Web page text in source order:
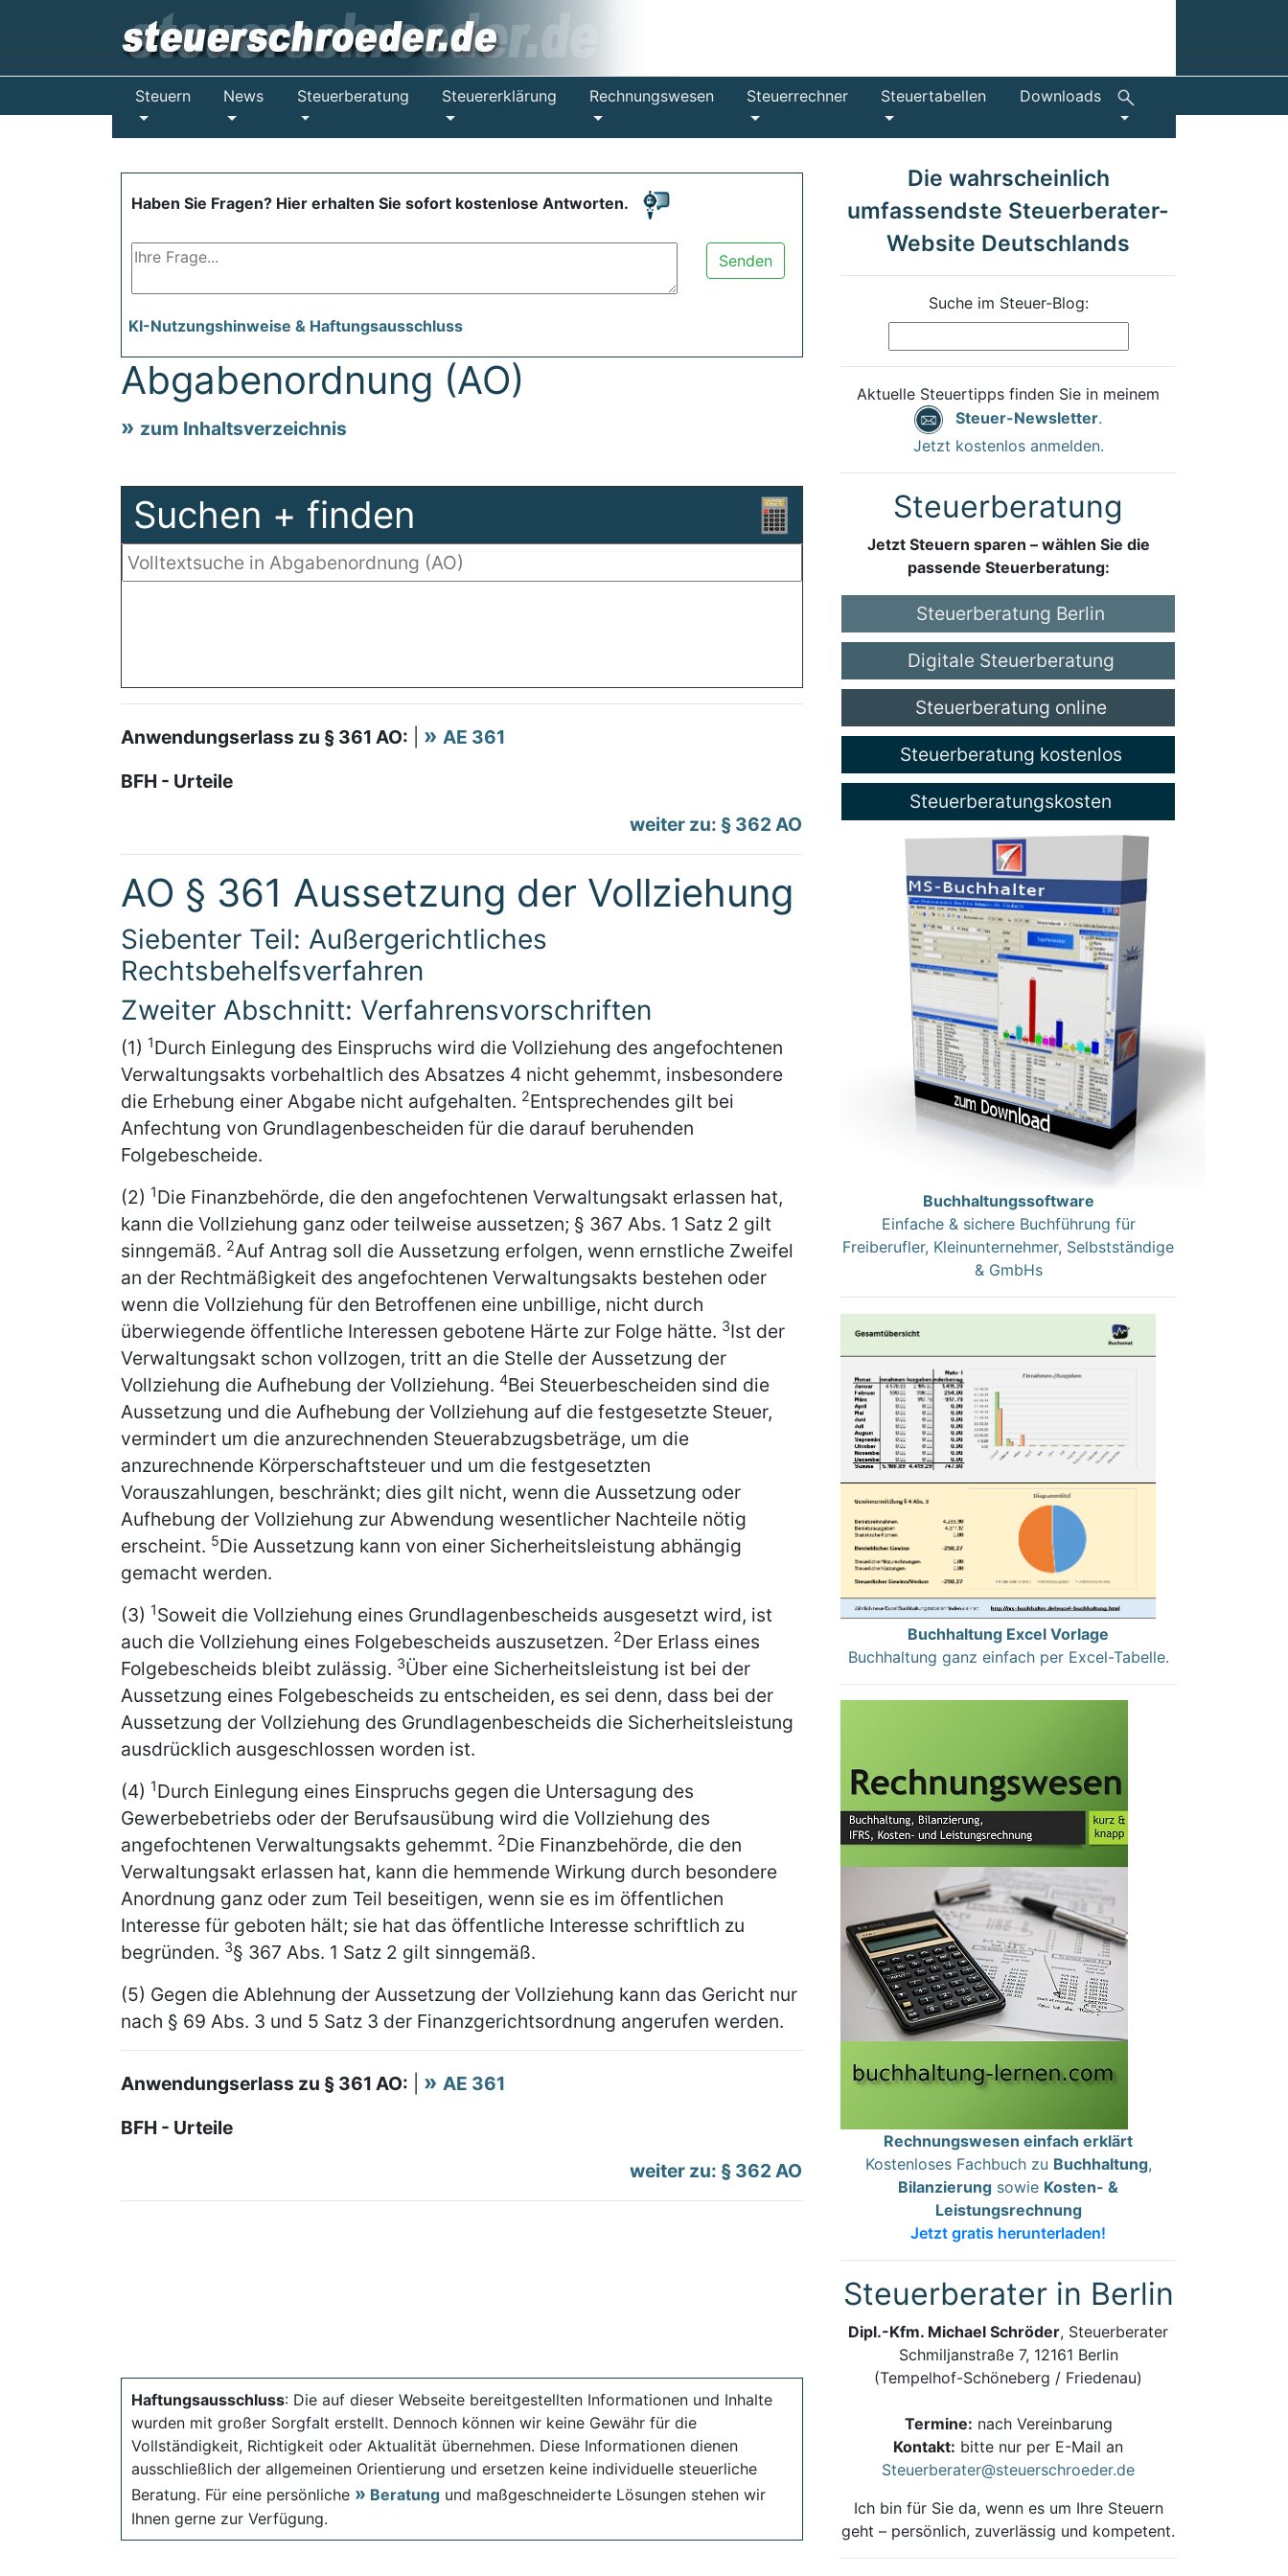
Steuern News Steuerberatung Steuererklärung Rechnungswesen Steuerrechner Steuertabellen Downloads
Haben Sie Fragen? Hier erhalten Sie sofort kostenlose Antworten.
Senden
KI-Nutzungshinweise & Haftungsausschluss
Abgabenordnung (AO)
zum Inhaltsverzeichnis
Suchen + finden
Anwendungserlass zu § 361 AO:
AE 361
BFH - Urteile
weiter zu: § 362 AO
AO § 361 Aussetzung der Vollziehung
Siebenter Teil: Außergerichtliches
Rechtsbehelfsverfahren
Zweiter Abschnitt: Verfahrensvorschriften
(1) 1Durch Einlegung des Einspruchs wird die Vollziehung des angefochtenen
Verwaltungsakts vorbehaltlich des Absatzes 4 nicht gehemmt, insbesondere
die Erhebung einer Abgabe nicht aufgehalten. 2Entsprechendes gilt bei
Anfechtung von Grundlagenbescheiden für die darauf beruhenden
Folgebescheide.
(2) 1Die Finanzbehörde, die den angefochtenen Verwaltungsakt erlassen hat,
kann die Vollziehung ganz oder teilweise aussetzen; § 367 Abs. 1 Satz 2 gilt
sinngemäß. 2Auf Antrag soll die Aussetzung erfolgen, wenn ernstliche Zweifel
an der Rechtmäßigkeit des angefochtenen Verwaltungsakts bestehen oder
wenn die Vollziehung für den Betroffenen eine unbillige, nicht durch
überwiegende öffentliche Interessen gebotene Härte zur Folge hätte. 3Ist der
Verwaltungsakt schon vollzogen, tritt an die Stelle der Aussetzung der
Vollziehung die Aufhebung der Vollziehung. 4Bei Steuerbescheiden sind die
Aussetzung und die Aufhebung der Vollziehung auf die festgesetzte Steuer,
vermindert um die anzurechnenden Steuerabzugsbeträge, um die
anzurechnende Körperschaftsteuer und um die festgesetzten
Vorauszahlungen, beschränkt; dies gilt nicht, wenn die Aussetzung oder
Aufhebung der Vollziehung zur Abwendung wesentlicher Nachteile nötig
erscheint. 5Die Aussetzung kann von einer Sicherheitsleistung abhängig
gemacht werden.
(3) 1Soweit die Vollziehung eines Grundlagenbescheids ausgesetzt wird, ist
auch die Vollziehung eines Folgebescheids auszusetzen. 2Der Erlass eines
Folgebescheids bleibt zulässig. 3Über eine Sicherheitsleistung ist bei der
Aussetzung eines Folgebescheids zu entscheiden, es sei denn, dass bei der
Aussetzung der Vollziehung des Grundlagenbescheids die Sicherheitsleistung
ausdrücklich ausgeschlossen worden ist.
(4) 1Durch Einlegung eines Einspruchs gegen die Untersagung des
Gewerbebetriebs oder der Berufsausübung wird die Vollziehung des
angefochtenen Verwaltungsakts gehemmt. 2Die Finanzbehörde, die den
Verwaltungsakt erlassen hat, kann die hemmende Wirkung durch besondere
Anordnung ganz oder zum Teil beseitigen, wenn sie es im öffentlichen
Interesse für geboten hält; sie hat das öffentliche Interesse schriftlich zu
begründen. 3§ 367 Abs. 1 Satz 2 gilt sinngemäß.
(5) Gegen die Ablehnung der Aussetzung der Vollziehung kann das Gericht nur
nach § 69 Abs. 3 und 5 Satz 3 der Finanzgerichtsordnung angerufen werden.
Anwendungserlass zu § 361 AO:
AE 361
BFH - Urteile
weiter zu: § 362 AO
Haftungsausschluss: Die auf dieser Webseite bereitgestellten Informationen und Inhalte
wurden mit großer Sorgfalt erstellt. Dennoch können wir keine Gewähr für die
Vollständigkeit, Richtigkeit oder Aktualität übernehmen. Diese Informationen dienen
ausschließlich der allgemeinen Orientierung und ersetzen keine individuelle steuerliche
Beratung. Für eine persönliche
Beratung und maßgeschneiderte Lösungen stehen wir
Ihnen gerne zur Verfügung.
Die wahrscheinlich
umfassendste Steuerberater-
Website Deutschlands
Suche im Steuer-Blog:
Aktuelle Steuertipps finden Sie in meinem
Steuer-Newsletter.
Jetzt kostenlos anmelden.
Steuerberatung
Jetzt Steuern sparen – wählen Sie die
passende Steuerberatung:
Steuerberatung Berlin
Digitale Steuerberatung
Steuerberatung online
Steuerberatung kostenlos
Steuerberatungskosten
Buchhaltungssoftware
Einfache & sichere Buchführung für
Freiberufler, Kleinunternehmer, Selbstständige
& GmbHs
Buchhaltung Excel Vorlage
Buchhaltung ganz einfach per Excel-Tabelle.
Rechnungswesen einfach erklärt
Kostenloses Fachbuch zu Buchhaltung,
Bilanzierung sowie Kosten- &
Leistungsrechnung
Jetzt gratis herunterladen!
Steuerberater in Berlin
Dipl.-Kfm. Michael Schröder, Steuerberater
Schmiljanstraße 7, 12161 Berlin
(Tempelhof-Schöneberg / Friedenau)
Termine: nach Vereinbarung
Kontakt: bitte nur per E-Mail an
Steuerberater@steuerschroeder.de
Ich bin für Sie da, wenn es um Ihre Steuern
geht – persönlich, zuverlässig und kompetent.